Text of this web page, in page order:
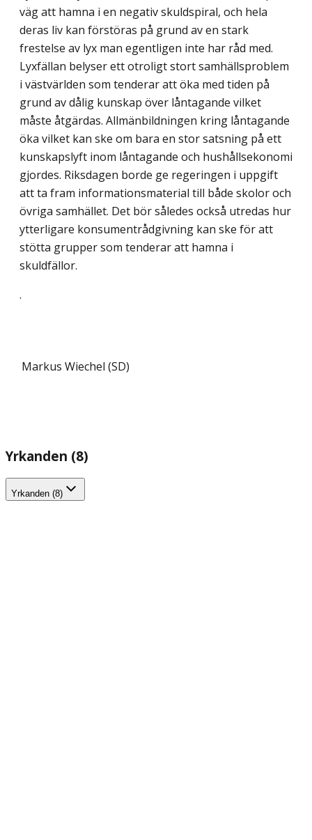
väg att hamna i en negativ skuldspiral, och hela
deras liv kan förstöras på grund av en stark
frestelse av lyx man egentligen inte har råd med.
Lyxfällan belyser ett otroligt stort samhällsproblem
i västvärlden som tenderar att öka med tiden på
grund av dålig kunskap över låntagande vilket
måste åtgärdas. Allmänbildningen kring låntagande
öka vilket kan ske om bara en stor satsning på ett
kunskapslyft inom låntagande och hushållsekonomi
gjordes. Riksdagen borde ge regeringen i uppgift
att ta fram informationsmaterial till både skolor och
övriga samhället. Det bör således också utredas hur
ytterligare konsumentrådgivning kan ske för att
stötta grupper som tenderar att hamna i
skuldfällor.
.
Markus Wiechel (SD)
Yrkanden (8)
Yrkanden (8)